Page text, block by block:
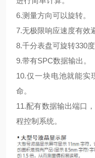
6.测量方向可以旋转。
7.无极限响应速度有效
8.千分表盘可旋转330
9.带有SPC数据输出。
10.仅一块电池就能实
命。
11.配有数据输出端口
程控制系统。